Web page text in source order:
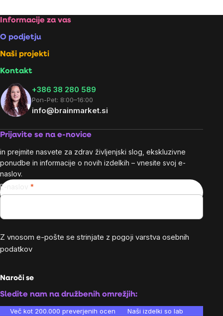
controls
Footer
Informacije za vas
O podjetju
Naši projekti
Kontakt
+386 38 280 589
Pon-Pet: 8:00–16:00
info@brainmarket.si
Prijavite se na e-novice
in prejmite nasvete za zdrav življenjski slog, ekskluzivne
ponudbe in informacije o novih izdelkih – vnesite svoj e-
naslov.
E-naslov
Z vnosom e-pošte se strinjate z pogoji varstva osebnih
podatkov
Naroči se
Sledite nam na družbenih omrežjih:
Več kot 200.000 preverjenih ocen Naši izdelki so laboratorijsko